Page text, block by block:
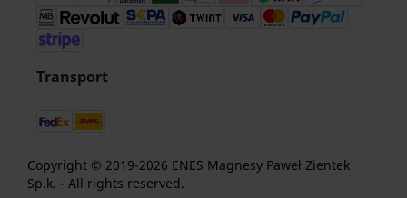
Transport
Copyright © 2019-2026 ENES Magnesy Paweł Zientek
Sp.k. - All rights reserved.